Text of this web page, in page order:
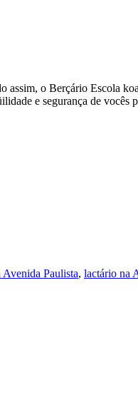
assim, o Berçário Escola
e segurança de vocês
Avenida Paulista, lactário na